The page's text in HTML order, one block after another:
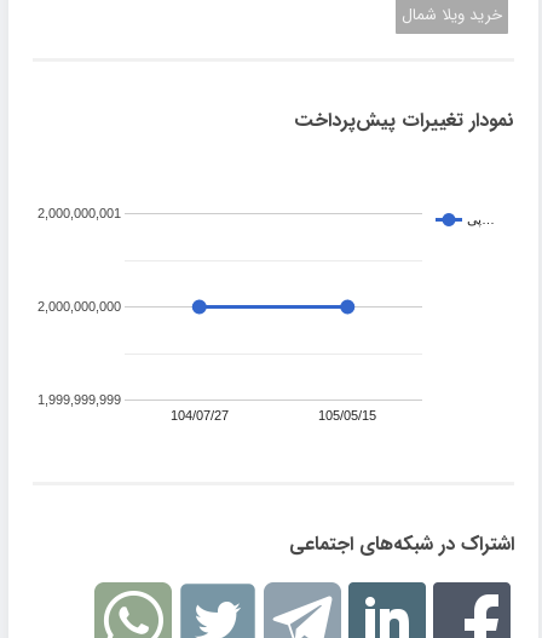
خرید ویلا شمال
نمودار تغییرات پیش‌پرداخت
104/07/27 105/05/15
1,999,999,999
2,000,000,000
2,000,000,001
اشتراک در شبکه‌های اجتماعی